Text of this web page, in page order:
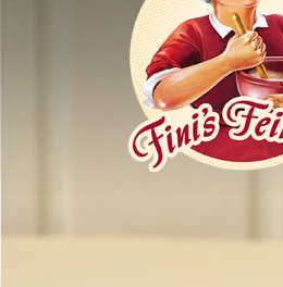
Newsletter